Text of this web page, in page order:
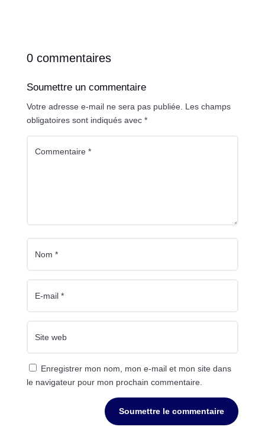
0 commentaires
Soumettre un commentaire
Votre adresse e-mail ne sera pas publiée. Les champs
obligatoires sont indiqués avec *
Enregistrer mon nom, mon e-mail et mon site dans
le navigateur pour mon prochain commentaire.
Soumettre le commentaire